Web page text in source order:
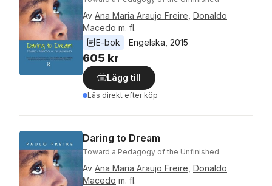
Av Ana Maria Araujo Freire Donaldo
Macedo m. fl.
E-bok
Engelska 2015
605 kr
Lägg till
Läs direkt efter köp
Daring to Dream
Toward a Pedagogy of the Unfinished
Av Ana Maria Araujo Freire Donaldo
Macedo m. fl.